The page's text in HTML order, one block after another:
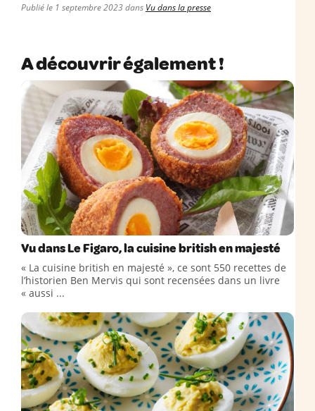
Publié le 1 septembre 2023 dans Vu dans la presse
A découvrir également !
Vu dans Le Figaro, la cuisine british en majesté
« La cuisine british en majesté », ce sont 550 recettes de
l’historien Ben Mervis qui sont recensées dans un livre
« aussi ...